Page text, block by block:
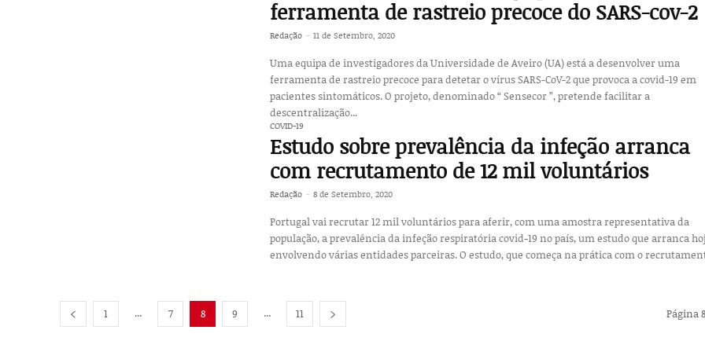
ferramenta de rastreio precoce do SARS-cov-2
Redação - 11 de Setembro, 2020
Uma equipa de investigadores da Universidade de Aveiro (UA) está a desenvolver uma
ferramenta de rastreio precoce para detetar o vírus SARS-CoV-2 que provoca a covid-19 em
pacientes sintomáticos. O projeto, denominado “ Sensecor ”, pretende facilitar a
descentralização...
COVID-19
Estudo sobre prevalência da infeção arranca
com recrutamento de 12 mil voluntários
Redação - 8 de Setembro, 2020
Portugal vai recrutar 12 mil voluntários para aferir, com uma amostra representativa da
população, a prevalência da infeção respiratória covid-19 no país, um estudo que arranca
envolvendo várias entidades parceiras. O estudo, que começa na prática com o
1 ... 7 8 9 ... 11 Página